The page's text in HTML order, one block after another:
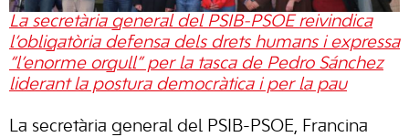
La secretària general del PSIB-PSOE reivindica
l’obligatòria defensa dels drets humans i expressa
“l’enorme orgull” per la tasca de Pedro Sánchez
liderant la postura democràtica i per la pau
La secretària general del PSIB-PSOE, Francina